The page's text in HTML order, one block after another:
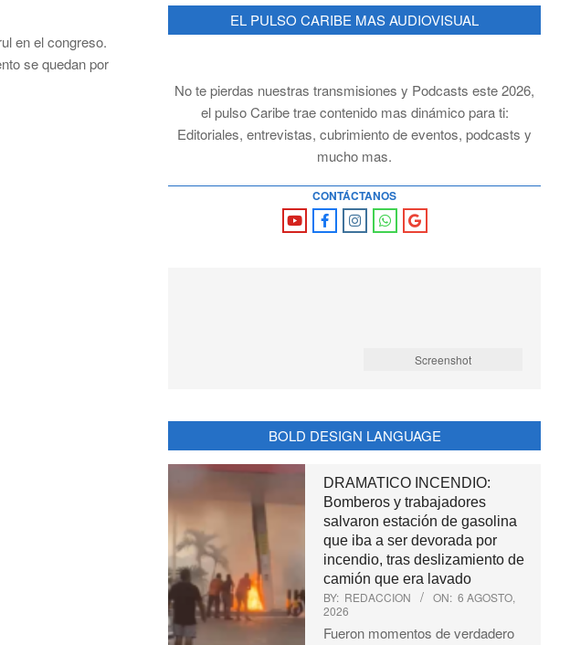
en el congreso.
se quedan por
EL PULSO CARIBE MAS AUDIOVISUAL
No te pierdas nuestras transmisiones y Podcasts este 2026,
el pulso Caribe trae contenido mas dinámico para ti:
Editoriales, entrevistas, cubrimiento de eventos, podcasts y
mucho mas.
CONTÁCTANOS
Screenshot
BOLD DESIGN LANGUAGE
DRAMATICO INCENDIO:
Bomberos y trabajadores
salvaron estación de gasolina
que iba a ser devorada por
incendio, tras deslizamiento de
camión que era lavado
BY: REDACCION ON: 6 AGOSTO,
2026
Fueron momentos de verdadero